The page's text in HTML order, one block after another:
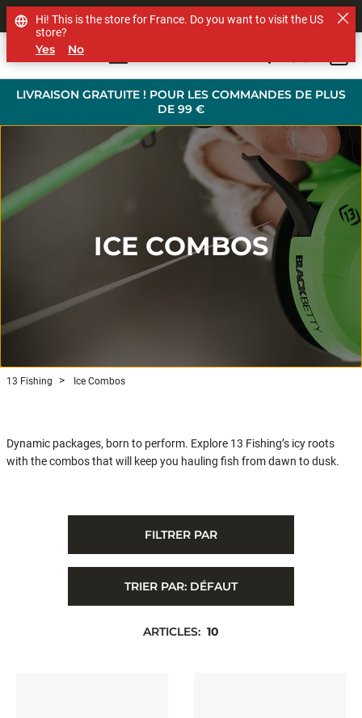
LIVRAISON GRATUITE ! POUR LES COMMANDES DE PLUS
DE 99 €
SHOP OTHER BRANDS
ICE COMBOS
13 Fishing Ice Combos
Dynamic packages, born to perform. Explore 13 Fishing’s icy roots
with the combos that will keep you hauling fish from dawn to dusk.
FILTRER PAR
TRIER PAR: DÉFAUT
ARTICLES: 10
Hi! This is the store for France. Do you want to visit the US
store?
Yes No